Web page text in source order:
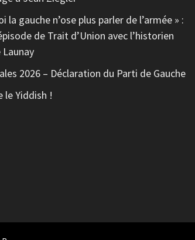
la gauche n’ose plus parler de l’armée » :
de Trait d’Union avec l’historien
Launay
2026 – Déclaration du Parti de Gauche
le Yiddish !